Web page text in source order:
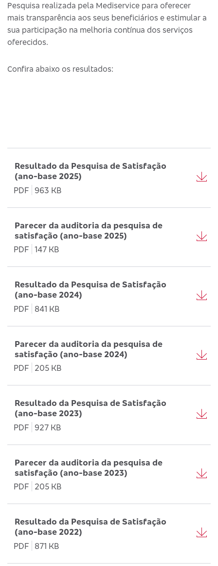
Pesquisa realizada pela Mediservice para oferecer
mais transparência aos seus beneficiários e estimular a
sua participação na melhoria contínua dos serviços
oferecidos.
Confira abaixo os resultados:
Resultado da Pesquisa de Satisfação
(ano-base 2025)
PDF
963 KB
Parecer da auditoria da pesquisa de
satisfação (ano-base 2025)
PDF 147 KB
Resultado da Pesquisa de Satisfação
(ano-base 2024)
PDF
841 KB
Parecer da auditoria da pesquisa de
satisfação (ano-base 2024)
PDF
205 KB
Resultado da Pesquisa de Satisfação
(ano-base 2023)
PDF
927 KB
Parecer da auditoria da pesquisa de
satisfação (ano-base 2023)
PDF
205 KB
Resultado da Pesquisa de Satisfação
(ano-base 2022)
PDF
871 KB